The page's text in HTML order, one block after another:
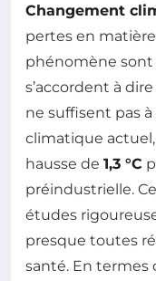
Changement
pertes en
phénomène sont
s’accordent à
ne suffisent pas
climatique
hausse de 1,3 °C
préindustrielle.
études
presque toutes
santé. En termes